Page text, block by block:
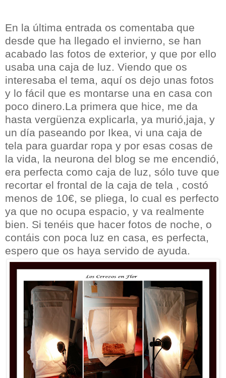
En la última entrada os comentaba que
desde que ha llegado el invierno, se han
acabado las fotos de exterior, y que por ello
usaba una caja de luz. Viendo que os
interesaba el tema, aquí os dejo unas fotos
y lo fácil que es montarse una en casa con
poco dinero.La primera que hice, me da
hasta vergüenza explicarla, ya murió,jaja, y
un día paseando por Ikea, vi una caja de
tela para guardar ropa y por esas cosas de
la vida, la neurona del blog se me encendió,
era perfecta como caja de luz, sólo tuve que
recortar el frontal de la caja de tela , costó
menos de 10€, se pliega, lo cual es perfecto
ya que no ocupa espacio, y va realmente
bien. Si tenéis que hacer fotos de noche, o
contáis con poca luz en casa, es perfecta,
espero que os haya servido de ayuda.